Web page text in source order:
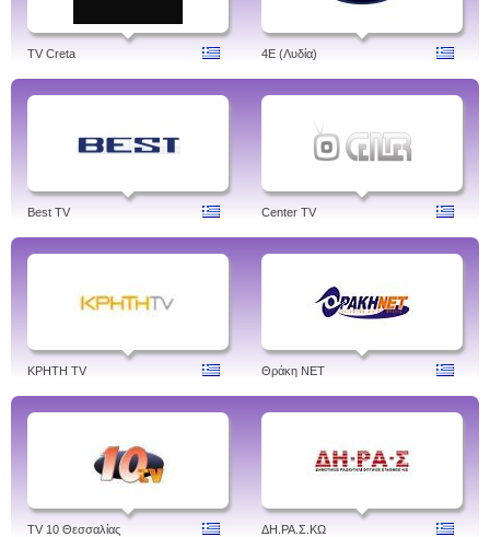
TV Creta 4Ε (Λυδία)
Best TV Center TV
ΚΡΗΤΗ TV Θράκη NET
TV 10 Θεσσαλίας ΔH.ΡΑ.Σ.ΚΩ